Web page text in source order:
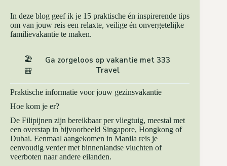
In deze blog geef ik je 15 praktische én inspirerende tips
om van jouw reis een relaxte, veilige én onvergetelijke
familievakantie te maken.
🏖️
🎒
Ga zorgeloos op vakantie met 333
Travel
Praktische informatie voor jouw gezinsvakantie
Hoe kom je er?
De Filipijnen zijn bereikbaar per vliegtuig, meestal met
een overstap in bijvoorbeeld Singapore, Hongkong of
Dubai. Eenmaal aangekomen in Manila reis je
eenvoudig verder met binnenlandse vluchten of
veerboten naar andere eilanden.